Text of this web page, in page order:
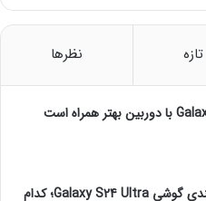
تازه نظرها
بررسی رنگ بندی گوشی Galaxy S24 Ultra؛ کدام